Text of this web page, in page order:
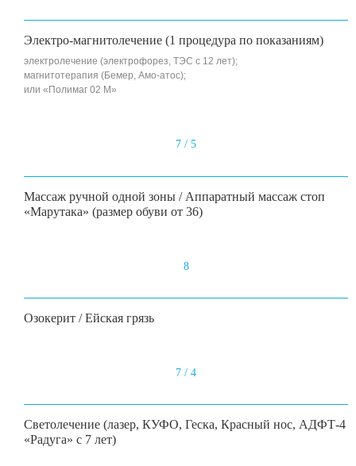
Электро-магнитолечение (1 процедура по показаниям)
электролечение (электрофорез, ТЭС с 12 лет);
магнитотерапия (Бемер, Амо-атос);
или «Полимаг 02 М»
7 / 5
Массаж ручной одной зоны / Аппаратный массаж стоп
«Марутака» (размер обуви от 36)
8
Озокерит / Ейская грязь
7 / 4
Светолечение (лазер, КУФО, Геска, Красный нос, АДФТ-4
«Радуга» с 7 лет)